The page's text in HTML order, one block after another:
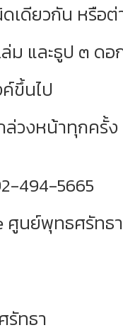
เดียวกัน หรือ
ม และธูป ๓ ดอ
ขึ้นไป
ล่วงหน้าทุกครั้ง
494-5665
ศูนย์พุทธศรัทธ
ทธา